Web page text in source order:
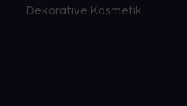
Dekorative Kosmetik